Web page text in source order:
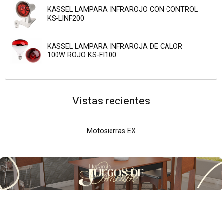
KASSEL LAMPARA INFRAROJO CON CONTROL
KS-LINF200
KASSEL LAMPARA INFRAROJA DE CALOR
100W ROJO KS-FI100
Vistas recientes
Motosierras EX